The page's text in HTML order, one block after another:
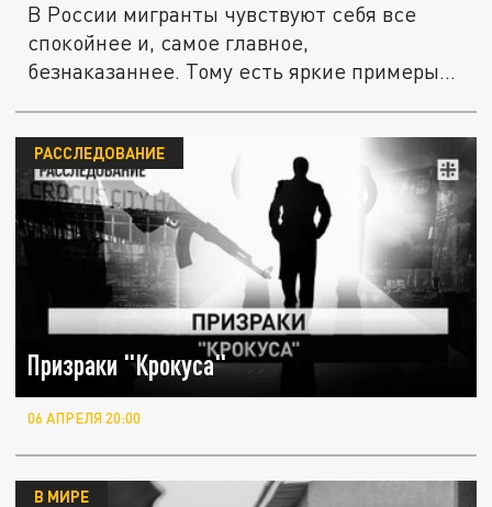
В России мигранты чувствуют себя все
спокойнее и, самое главное,
безнаказаннее. Тому есть яркие примеры
Призраки "Крокуса"
РАССЛЕДОВАНИЕ
06 АПРЕЛЯ 20:00
В МИРЕ